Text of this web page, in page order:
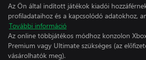
Az Ön által indított játékok kiadói
profiladataihoz és a kapcsolódó adatokhoz,
További információ
Az online többjátékos módhoz konzolon
Premium vagy Ultimate szükséges (az
vásárolhatók meg).